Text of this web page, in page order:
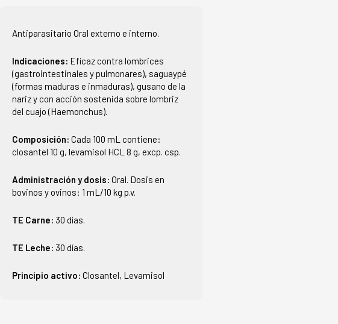
Antiparasitario Oral externo e interno.
Indicaciones: Eficaz contra lombrices
(gastrointestinales y pulmonares), saguaypé
(formas maduras e inmaduras), gusano de la
nariz y con acción sostenida sobre lombriz
del cuajo (Haemonchus).
Composición:Cada 100 mL contiene:
closantel 10 g, levamisol HCL 8 g, excp. csp.
Administración y dosis:Oral. Dosis en
bovinos y ovinos: 1 mL/10 kg p.v.
TE Carne: 30 días.
TE Leche: 30 días.
Principio activo:Closantel, Levamisol